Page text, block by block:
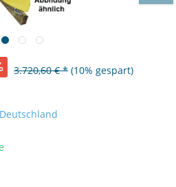
3.720,60 € * (10% gespart)